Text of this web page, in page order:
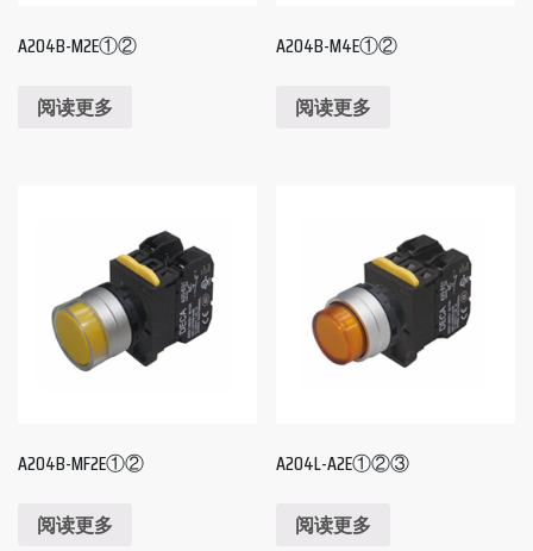
A204B-M2E①②
阅读更多
A204B-M4E①②
阅读更多
A204B-MF2E①②
阅读更多
A204L-A2E①②③
阅读更多